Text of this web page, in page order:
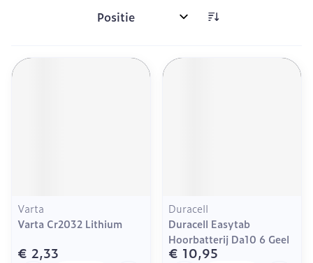
Sorteer op:
Varta
Varta Cr2032 Lithium
€ 2,33
Duracell
Duracell Easytab
Hoorbatterij Da10 6 Geel
€ 10,95